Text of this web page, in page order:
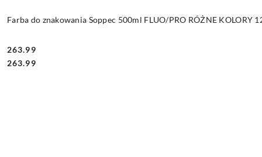
Farba do znakowania Soppec 500ml FLUO/PRO RÓŻNE KOLORY
Cena:
263.99
Cena:
263.99